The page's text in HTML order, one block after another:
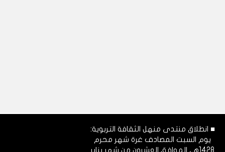
■ انطلاق منتدى منهل الثقافة التربوية:
يوم السبت المصادف غرة شهر محرم
1428هـ، الموافق العشرون من شهر يناير